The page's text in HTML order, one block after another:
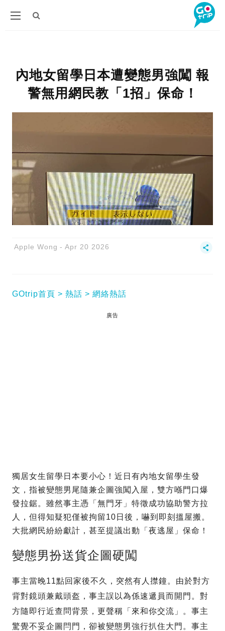
內地女留學日本遭變態男強闖 報
警無用網民教「1招」保命！
Apple Wong Apr 20 2026
GOtrip首頁 熱話 網絡熱話
廣告
獨居女生留學日本要小心！近日有內地女留學生發
文，指被變態男尾隨兼企圖強闖入屋，雙方喺門口爆
發拉鋸。雖然事主憑「無門牙」特徵成功協助警方拉
人，但得知疑犯僅被拘留10日後，嚇到即刻搵屋搬。
大批網民紛紛獻計，甚至提議出動「夜逃屋」保命！
變態男扮送貨企圖硬闖
事主當晚11點回家後不久，突然有人㩒鐘。由於對方
背對鏡頭兼戴頭盔，事主誤以為係速遞員而開門。對
方隨即行近查問背景，更聲稱「來和你交流」。事主
驚覺不妥企圖閂門，卻被變態男強行扒住大門。事主